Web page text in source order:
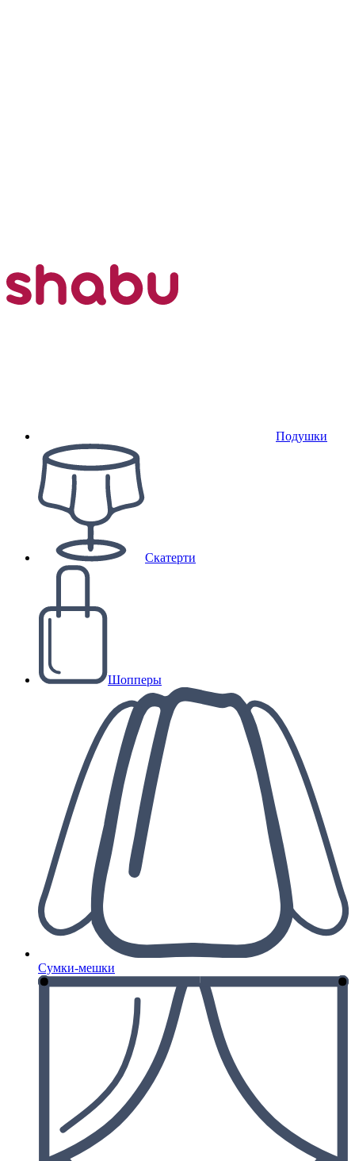
Подушки
Скатерти
Шопперы
Сумки-мешки